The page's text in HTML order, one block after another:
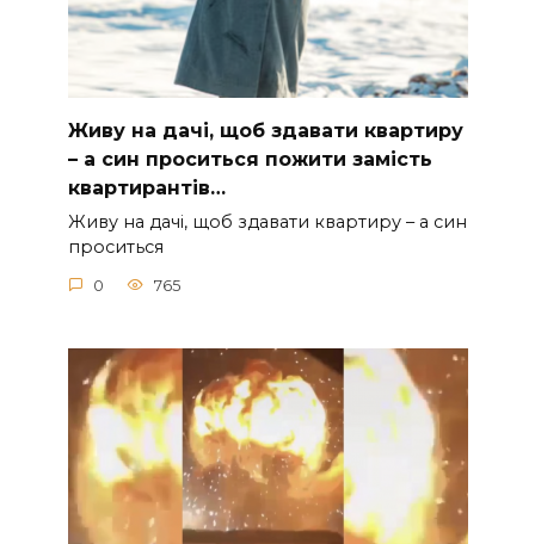
Живу на дачі, щоб здавати квартиру
– а син проситься пожити замість
квартирантів…
Живу на дачі, щоб здавати квартиру – а син
проситься
0 765